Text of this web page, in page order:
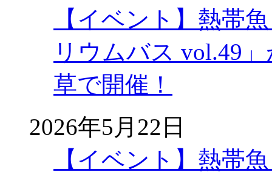
【イベント】熱帯
リウムバス vol.49
草で開催！
2026年5月22日
【イベント】熱帯